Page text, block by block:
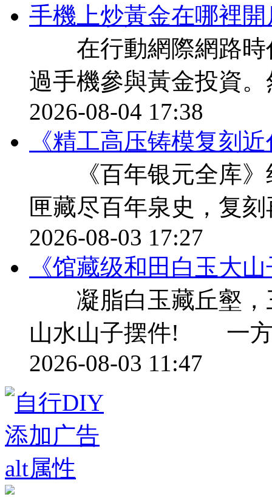
手機上炒黃金在哪裡
在行動網際網路時
過手機參與黃金投資
2026-08-04 17:38
《精工高压铸模复刻
《百年银元全库
匣藏尽百年泉史，复
2026-08-03 17:27
《馆藏级和田白玉大
凝脂白玉藏丘壑，
山水山子摆件! 一方
2026-08-03 11:47